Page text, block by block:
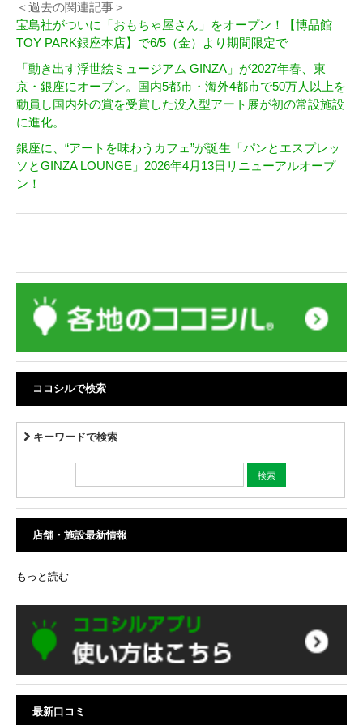
＜過去の関連記事＞
宝島社がついに「おもちゃ屋さん」をオープン！【博品館
TOY PARK銀座本店】で6/5（金）より期間限定で
「動き出す浮世絵ミュージアム GINZA」が2027年春、東
京・銀座にオープン。国内5都市・海外4都市で50万人以上を
動員し国内外の賞を受賞した没入型アート展が初の常設施設
に進化。
銀座に、“アートを味わうカフェ”が誕生「パンとエスプレッ
ソとGINZA LOUNGE」2026年4月13日リニューアルオープ
ン！
ココシルで検索
キーワードで検索
店舗・施設最新情報
もっと読む
最新口コミ